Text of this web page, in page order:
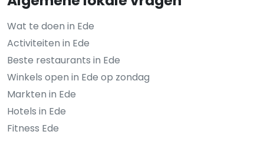
Wat te doen in Ede
Activiteiten in Ede
Beste restaurants in Ede
Winkels open in Ede op zondag
Markten in Ede
Hotels in Ede
Fitness Ede